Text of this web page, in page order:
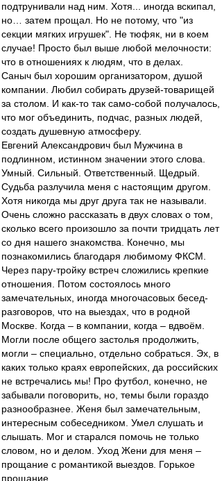
подтрунивали над ним. Хотя... иногда вскипал,
но… затем прощал. Но не потому, что "из
секции мягких игрушек". Не тюфяк, ни в коем
случае! Просто был выше любой мелочности:
что в отношениях к людям, что в делах.
Саныч был хорошим организатором, душой
компании. Любил собирать друзей-товарищей
за столом. И как-то так само-собой получалось,
что мог объединить, подчас, разных людей,
создать душевную атмосферу.
Евгений Александрович был Мужчина в
подлинном, истинном значении этого слова.
Умный. Сильный. Ответственный. Щедрый.
Судьба разлучила меня с настоящим другом.
Хотя никогда мы друг друга так не называли.
Очень сложно рассказать в двух словах о том,
сколько всего произошло за почти тридцать лет
со дня нашего знакомства. Конечно, мы
познакомились благодаря любимому ФКСМ.
Через пару-тройку встреч сложились крепкие
отношения. Потом состоялось много
замечательных, иногда многочасовых бесед-
разговоров, что на выездах, что в родной
Москве. Когда – в компании, когда – вдвоём.
Могли после общего застолья продолжить,
могли – специально, отдельно собраться. Эх, в
каких только краях европейских, да российских
не встречались мы! Про футбол, конечно, не
забывали поговорить, но, темы были гораздо
разнообразнее. Женя был замечательным,
интересным собеседником. Умел слушать и
слышать. Мог и старался помочь не только
словом, но и делом. Уход Жени для меня –
прощание с романтикой выездов. Горькое
прощание…